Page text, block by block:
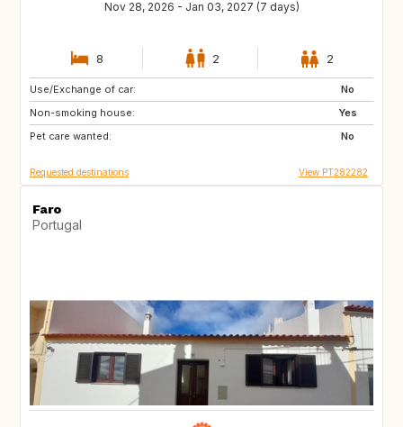
Nov 28, 2026 - Jan 03, 2027 (7 days)
8 2 2
Use/Exchange of car:
No
Non-smoking house:
Yes
Pet care wanted:
No
HR
AL
NO
Requested destinations View PT282282
Faro
Portugal